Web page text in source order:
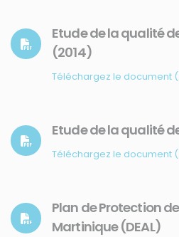
Etude de la qualité
(2014)
Téléchargez le document
Etude de la qualité
Téléchargez le document
Plan de Protection
Martinique (DEAL)
Collectivités
Enseignants
Mesures réglementaires
SUIVEZ-NOUS
CONTACT